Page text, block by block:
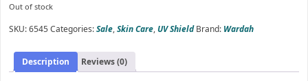
was:
Rp62.000.
Rp51.000.
Out of stock
SKU:6545Categories:Sale,Skin Care,UV Shield Brand: Wardah
Description Reviews (0)